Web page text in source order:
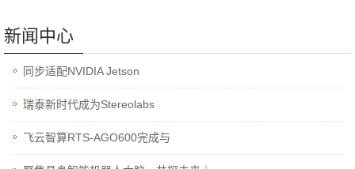
新闻中心
同步适配NVIDIA Jetson
瑞泰新时代成为Stereolabs
飞云智算RTS-AGO600完成与